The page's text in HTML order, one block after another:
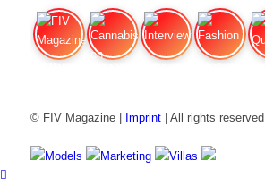
© FIV Magazine | Imprint| All rights reserved.
Models Marketing Villas